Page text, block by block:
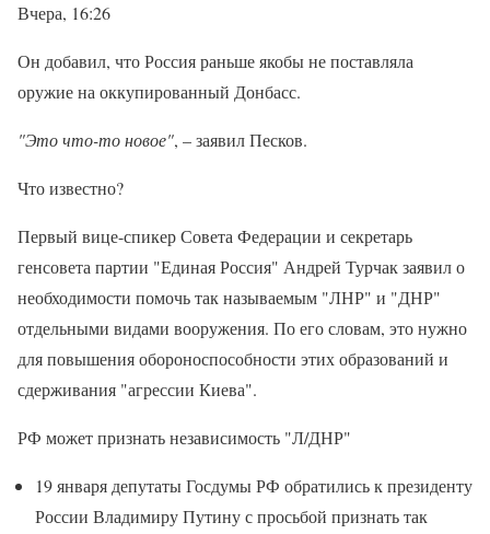
Вчера, 16:26
Он добавил, что Россия раньше якобы не поставляла
оружие на оккупированный Донбасс.
"Это что-то новое", – заявил Песков.
Что известно?
Первый вице-спикер Совета Федерации и секретарь
генсовета партии "Единая Россия" Андрей Турчак заявил о
необходимости помочь так называемым "ЛНР" и "ДНР"
отдельными видами вооружения. По его словам, это нужно
для повышения обороноспособности этих образований и
сдерживания "агрессии Киева".
РФ может признать независимость "Л/ДНР"
19 января депутаты Госдумы РФ обратились к президенту
России Владимиру Путину с просьбой признать так